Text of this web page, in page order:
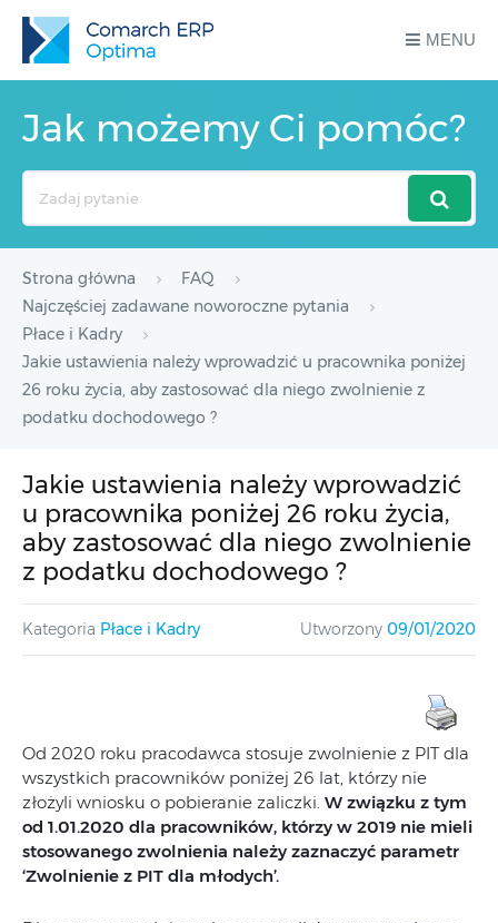
MENU
Jak możemy Ci pomóc?
Strona główna
FAQ
Najczęściej zadawane noworoczne pytania
Płace i Kadry
Jakie ustawienia należy wprowadzić u pracownika poniżej
26 roku życia, aby zastosować dla niego zwolnienie z
podatku dochodowego ?
Jakie ustawienia należy wprowadzić
u pracownika poniżej 26 roku życia,
aby zastosować dla niego zwolnienie
z podatku dochodowego ?
Kategoria Płace i Kadry Utworzony 09/01/2020
Od 2020 roku pracodawca stosuje zwolnienie z PIT dla
wszystkich pracowników poniżej 26 lat, którzy nie
złożyli wniosku o pobieranie zaliczki. W związku z tym
od 1.01.2020 dla pracowników, którzy w 2019 nie mieli
stosowanego zwolnienia należy zaznaczyć parametr
‘Zwolnienie z PIT dla młodych’.